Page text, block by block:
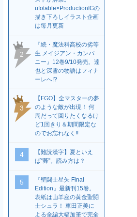
ufotable×ProductionIGの
描き下ろしイラスト企画
は毎月更新
2
『続・魔法科高校の劣等
生 メイジアン・カンパ
ニー』12巻9/10発売。達
也と深雪の物語はフィナ
ーレへ!?
3
【FGO】全マスターの夢
のような敵が出現！ 何
周だって回りたくなるけ
ど1回きり＆期間限定な
のでお忘れなく!!
4
【難読漢字】夏といえ
ば“蕣”。読み方は？
5
『聖闘士星矢 Final
Edition』最新刊15巻。
表紙は山羊座の黄金聖闘
士シュラ！ 車田正美に
よる全編大幅加筆で完全